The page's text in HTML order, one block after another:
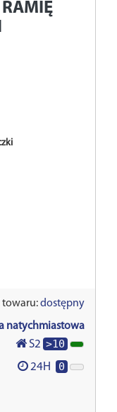
towaru:dostępny
natychmiastowa
S2 >10
24H 0